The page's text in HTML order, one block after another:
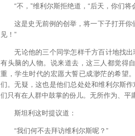
“不，”维利尔斯拒绝道，“后天，你们将
这是史无前例的创举，将一下子打开你们
见！”
无论他的三个同学怎样千方百计地找出
有头脑的人物。说来道去，这三人都觉得
重，学生时代的宏愿大誓已成渺茫的希望
们。无疑，这也是他们总处处和维利尔斯
们只有在人群中鼓掌的份儿。无所作为、平
斯坦利这时提议道：
“我们何不去拜访维利尔斯呢？”